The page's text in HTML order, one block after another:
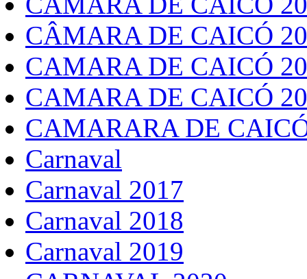
CÂMARA DE CAICÓ
CAMARA DE CAICÓ
CAMARA DE CAICÓ
CAMARARA DE
Carnaval
Carnaval 2017
Carnaval 2018
Carnaval 2019